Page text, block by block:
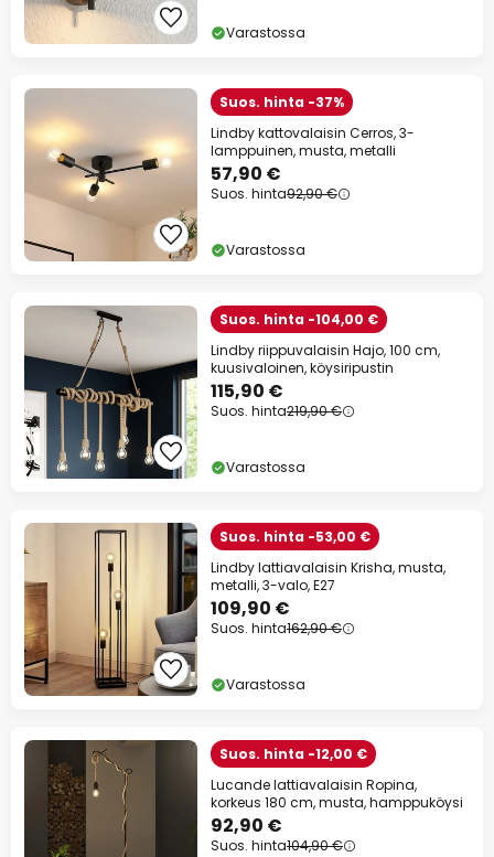
Varastossa
Suos. hinta -37%
Lindby kattovalaisin Cerros, 3-
lamppuinen, musta, metalli
57,90 €
Suos. hinta92,90 €
Varastossa
Suos. hinta -104,00 €
Lindby riippuvalaisin Hajo, 100 cm,
kuusivaloinen, köysiripustin
115,90 €
Suos. hinta219,90 €
Varastossa
Suos. hinta -53,00 €
Lindby lattiavalaisin Krisha, musta,
metalli, 3-valo, E27
109,90 €
Suos. hinta162,90 €
Varastossa
Suos. hinta -12,00 €
Lucande lattiavalaisin Ropina,
korkeus 180 cm, musta, hamppuköysi
92,90 €
Suos. hinta104,90 €